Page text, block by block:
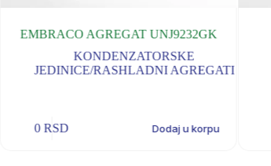
EMBRACO AGREGAT UNJ9232GK
KONDENZATORSKE
JEDINICE/RASHLADNI AGREGATI
0RSD Dodaj u korpu